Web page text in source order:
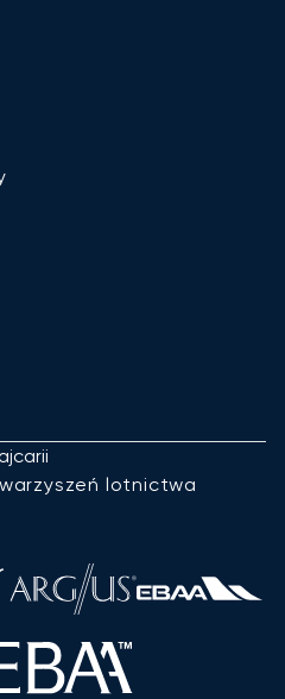
lotnictwa